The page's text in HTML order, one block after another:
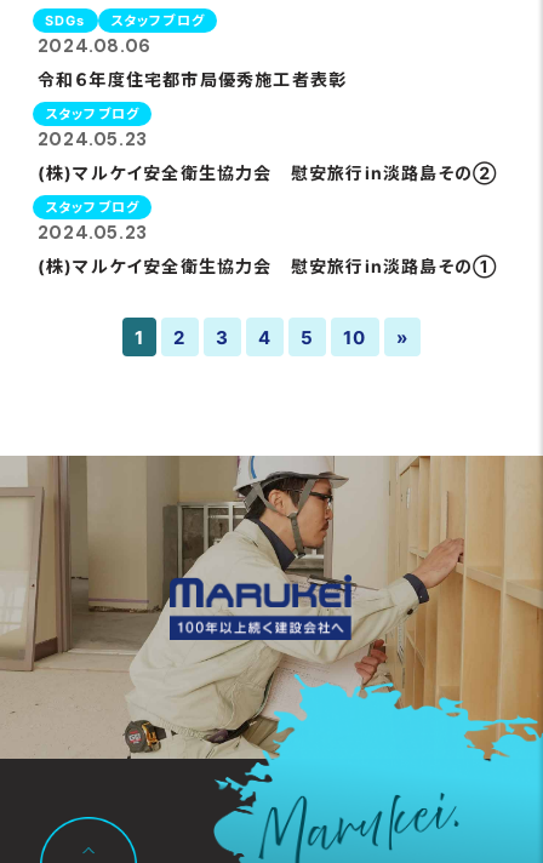
2024.08.06
SDGs スタッフブログ
令和６年度住宅都市局優秀施工者表彰
2024.05.23
スタッフブログ
(株)マルケイ安全衛生協力会 慰安旅行in淡路島その➁
2024.05.23
スタッフブログ
(株)マルケイ安全衛生協力会 慰安旅行in淡路島その➀
1 2 3 4 5 10 »